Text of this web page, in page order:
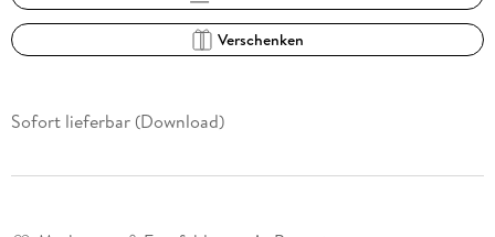
Verschenken
Sofort lieferbar (Download)